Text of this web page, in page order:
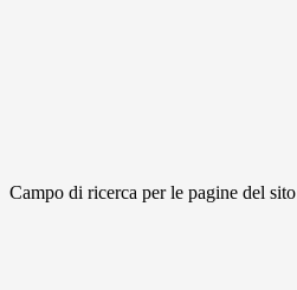
Campo di ricerca per le pagine del sito